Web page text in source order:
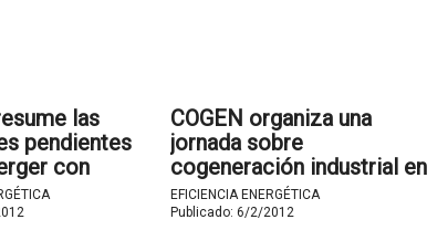
las
pendientes
con
la
COGEN organiza una
jornada sobre
cogeneración industrial en
Valencia el 29 de febrero.
EFICIENCIA ENERGÉTICA
Publicado:6/2/2012